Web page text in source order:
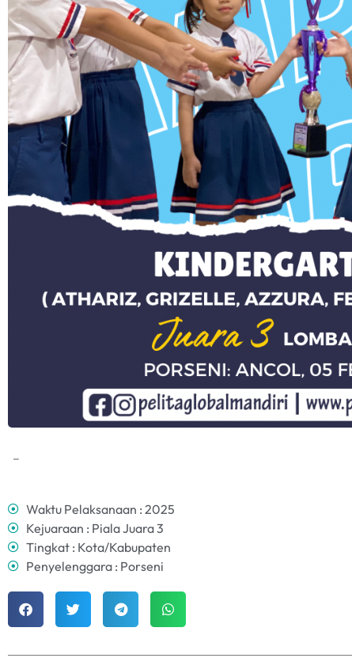
–
Waktu Pelaksanaan : 2025
Kejuaraan : Piala Juara 3
Tingkat : Kota/Kabupaten
Penyelenggara : Porseni